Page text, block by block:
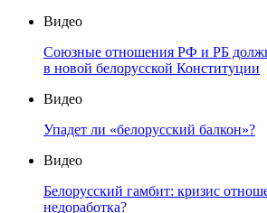
Видео
Союзные отношения РФ и РБ
в новой белорусской Конституции
Видео
Упадет ли «белорусский балкон»?
Видео
Белорусский гамбит: кризис
недоработка?